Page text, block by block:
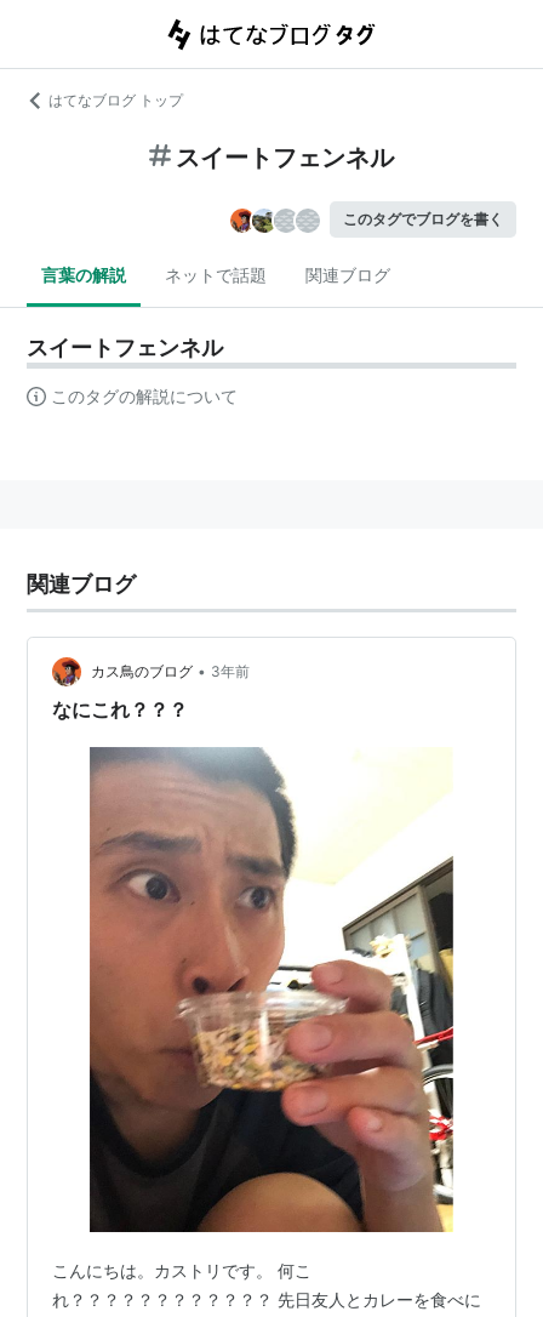
はてなブログ トップ
スイートフェンネル
このタグでブログを書く
言葉の解説 ネットで話題 関連ブログ
スイートフェンネル
このタグの解説について
関連ブログ
カス鳥のブログ • 3年前
なにこれ？？？
こんにちは。カストリです。 何こ
れ？？？？？？？？？？？？ 先日友人とカレーを食べに